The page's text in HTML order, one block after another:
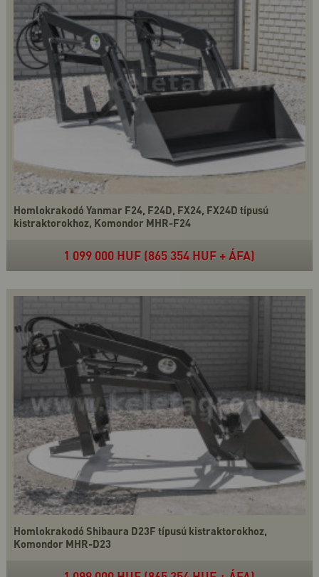
Homlokrakodó Yanmar F24, F24D, FX24, FX24D típusú
kistraktorokhoz, Komondor MHR-F24
1 099 000 HUF (865 354 HUF + ÁFA)
Homlokrakodó Shibaura D23F típusú kistraktorokhoz,
Komondor MHR-D23